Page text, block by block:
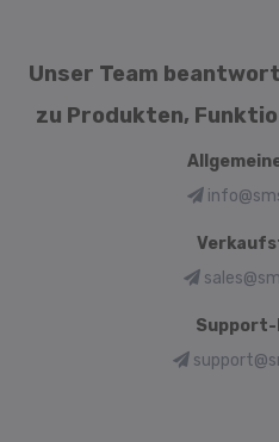
Unser Team
zu Produkten,
Support-